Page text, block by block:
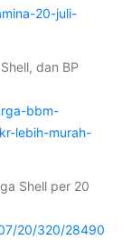
20-juli-
dan BP
bbm-
lebih-murah-
Shell per 20
20/320/28490